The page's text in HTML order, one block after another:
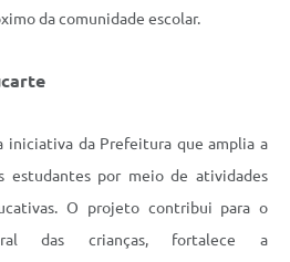
da comunidade escolar.
iniciativa da Prefeitura que amplia a
estudantes por meio de atividades
O projeto contribui para o
das crianças, fortalece a